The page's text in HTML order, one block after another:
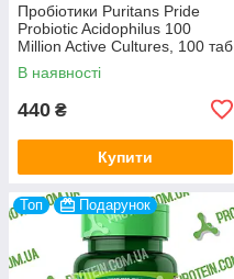
Пробіотики Puritans Pride
Probiotic Acidophilus 100
Million Active Cultures, 100 таб
В наявності
440 ₴
Купити
Топ Подарунок